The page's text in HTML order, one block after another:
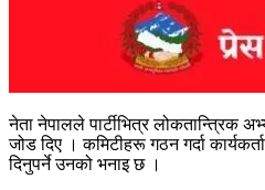
नेता नेपालले पार्टीभित्र लोकतान्त्रिक
जोड दिए । कमिटीहरू गठन गर्दा
दिनुपर्ने उनको भनाइ छ ।